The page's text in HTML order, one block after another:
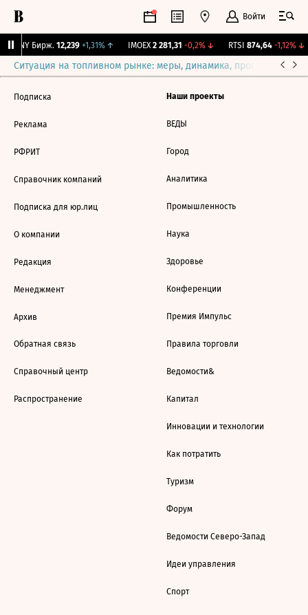
Войти
CNY Бирж. 12,239 +1,31%↑ IMOEX 2 281,31 -0,2%↓ RTSI 874,64 -1,12%↓
Ситуация на топливном рынке: меры, динамика, прогнозы
Подписка
Реклама
РФРИТ
Справочник компаний
Подписка для юр.лиц
О компании
Редакция
Менеджмент
Архив
Обратная связь
Справочный центр
Распространение
Наши проекты
ВЕДЫ
Город
Аналитика
Промышленность
Наука
Здоровье
Конференции
Премия Импульс
Правила торговли
Ведомости&
Капитал
Инновации и технологии
Как потратить
Туризм
Форум
Ведомости Северо-Запад
Идеи управления
Спорт